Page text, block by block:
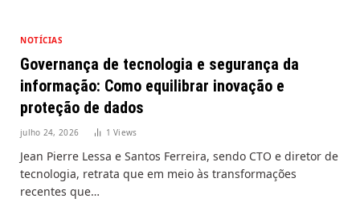
NOTÍCIAS
Governança de tecnologia e segurança da
informação: Como equilibrar inovação e
proteção de dados
julho 24, 2026 1Views
Jean Pierre Lessa e Santos Ferreira, sendo CTO e diretor de
tecnologia, retrata que em meio às transformações
recentes que…